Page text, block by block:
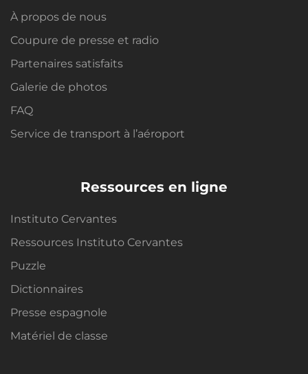
À propos de nous
Coupure de presse et radio
Partenaires satisfaits
Galerie de photos
FAQ
Service de transport à l’aéroport
Ressources en ligne
Instituto Cervantes
Ressources Instituto Cervantes
Puzzle
Dictionnaires
Presse espagnole
Matériel de classe